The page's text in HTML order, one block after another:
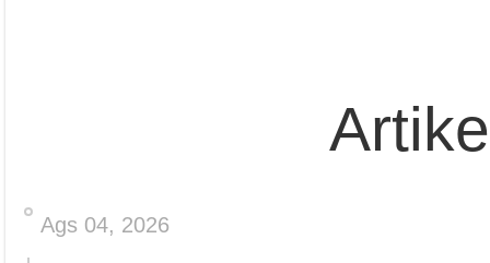
Ags 04, 2026